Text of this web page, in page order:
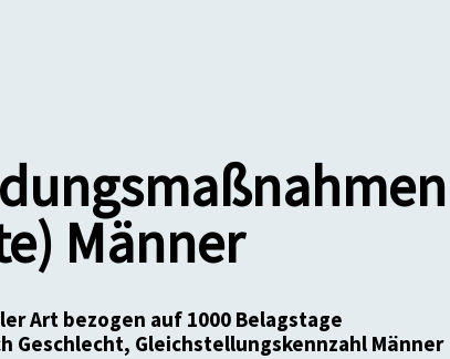
Männer
Art bezogen auf 1000 Belagstage
Gleichstellungskennzahl Männer